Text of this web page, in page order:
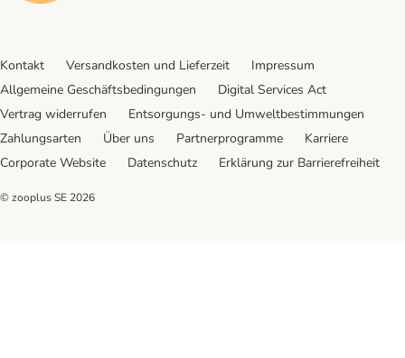
Kontakt Versandkosten und Lieferzeit
Impressum
Allgemeine Geschäftsbedingungen
Digital Services Act
Vertrag widerrufen
Entsorgungs- und Umweltbestimmungen
Zahlungsarten
Über uns Partnerprogramme
Karriere
Corporate Website
Datenschutz Erklärung zur Barrierefreiheit
© zooplus SE 2026